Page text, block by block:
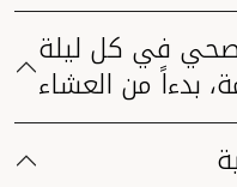
في كل ليلة
بدءاً من العشاء